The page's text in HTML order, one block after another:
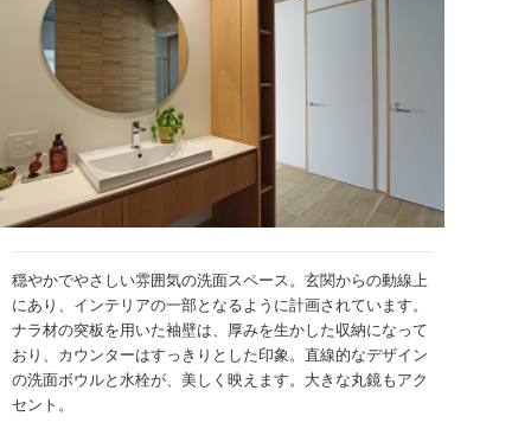
穏やかでやさしい雰囲気の洗面スペース。玄関からの動線上
にあり、インテリアの一部となるように計画されています。
ナラ材の突板を用いた袖壁は、厚みを生かした収納になって
おり、カウンターはすっきりとした印象。直線的なデザイン
の洗面ボウルと水栓が、美しく映えます。大きな丸鏡もアク
セント。